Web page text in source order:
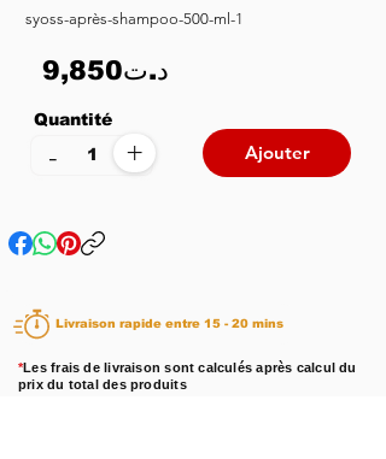
syoss-après-shampoo-500-ml-1
9,850د.ت
Quantité
+
- Ajouter
Livraison rapide entre 15 - 20 mins
*Les frais de livraison sont calculés après calcul du
prix du total des produits